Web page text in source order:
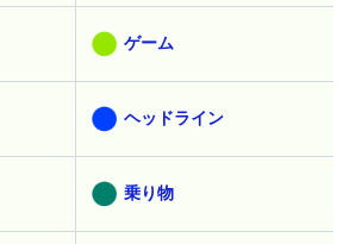
ゲーム
ヘッドライン
乗り物